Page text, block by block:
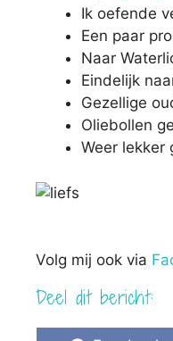
Ik oefende
Een paar
Naar
Eindelijk
Gezellige
Oliebollen
Weer lekker
Volg mij ook via
Deel dit bericht: